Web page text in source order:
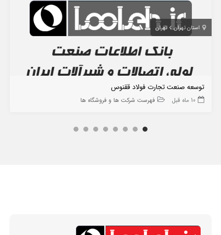
استان تهران تهران
توسعه صنعت تجارت فولاد ققنوس
10 ماه قبل فهرست شرکت ها و فروشگاه ها